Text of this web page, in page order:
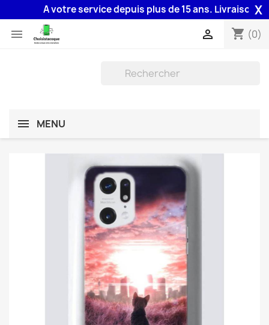
A votre service depuis plus de 15 ans. Livraison 48H
X
 shopping_cart (0)

MENU